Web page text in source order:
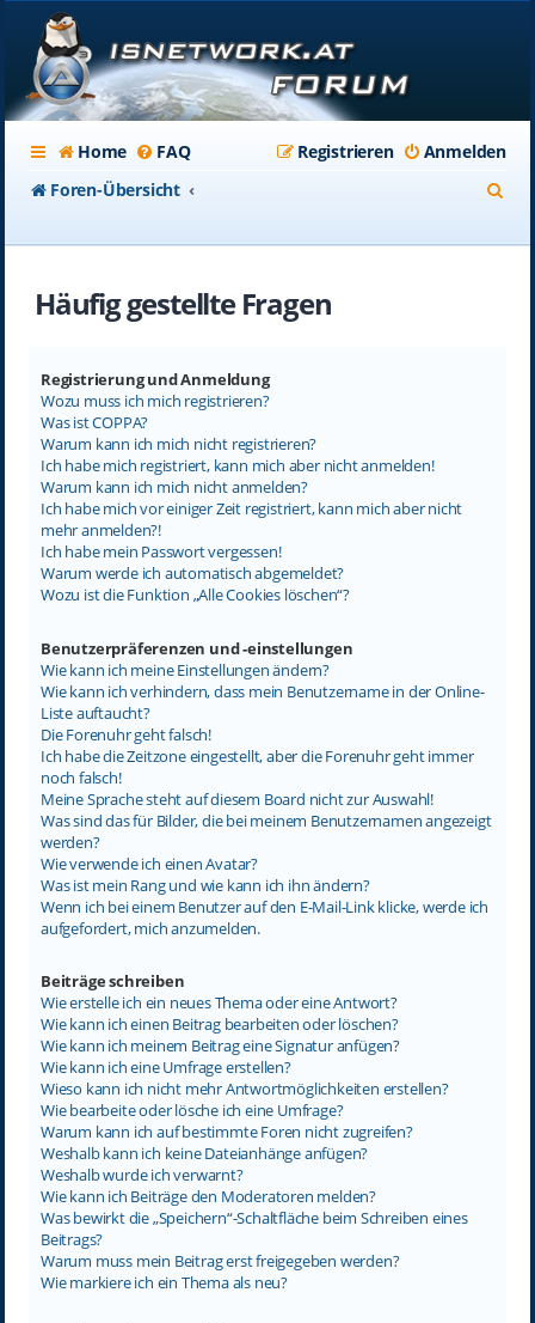
Home FAQ Anmelden
Registrieren
Foren-Übersicht
Häufig gestellte Fragen
Registrierung und Anmeldung
Wozu muss ich mich registrieren?
Was ist COPPA?
Warum kann ich mich nicht registrieren?
Ich habe mich registriert, kann mich aber nicht anmelden!
Warum kann ich mich nicht anmelden?
Ich habe mich vor einiger Zeit registriert, kann mich aber nicht
mehr anmelden?!
Ich habe mein Passwort vergessen!
Warum werde ich automatisch abgemeldet?
Wozu ist die Funktion „Alle Cookies löschen“?
Benutzerpräferenzen und -einstellungen
Wie kann ich meine Einstellungen ändern?
Wie kann ich verhindern, dass mein Benutzername in der Online-
Liste auftaucht?
Die Forenuhr geht falsch!
Ich habe die Zeitzone eingestellt, aber die Forenuhr geht immer
noch falsch!
Meine Sprache steht auf diesem Board nicht zur Auswahl!
Was sind das für Bilder, die bei meinem Benutzernamen angezeigt
werden?
Wie verwende ich einen Avatar?
Was ist mein Rang und wie kann ich ihn ändern?
Wenn ich bei einem Benutzer auf den E-Mail-Link klicke, werde ich
aufgefordert, mich anzumelden.
Beiträge schreiben
Wie erstelle ich ein neues Thema oder eine Antwort?
Wie kann ich einen Beitrag bearbeiten oder löschen?
Wie kann ich meinem Beitrag eine Signatur anfügen?
Wie kann ich eine Umfrage erstellen?
Wieso kann ich nicht mehr Antwortmöglichkeiten erstellen?
Wie bearbeite oder lösche ich eine Umfrage?
Warum kann ich auf bestimmte Foren nicht zugreifen?
Weshalb kann ich keine Dateianhänge anfügen?
Weshalb wurde ich verwarnt?
Wie kann ich Beiträge den Moderatoren melden?
Was bewirkt die „Speichern“-Schaltfläche beim Schreiben eines
Beitrags?
Warum muss mein Beitrag erst freigegeben werden?
Wie markiere ich ein Thema als neu?